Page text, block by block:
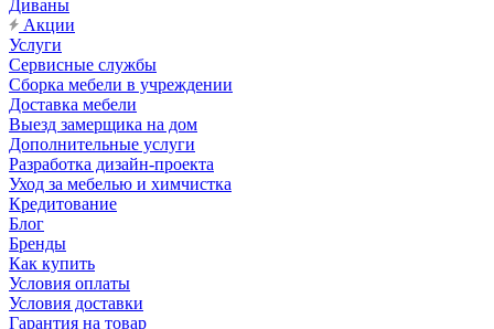
Диваны
Акции
Услуги
Сервисные службы
Сборка мебели в учреждении
Доставка мебели
Выезд замерщика на дом
Дополнительные услуги
Разработка дизайн-проекта
Уход за мебелью и химчистка
Кредитование
Блог
Бренды
Как купить
Условия оплаты
Условия доставки
Гарантия на товар